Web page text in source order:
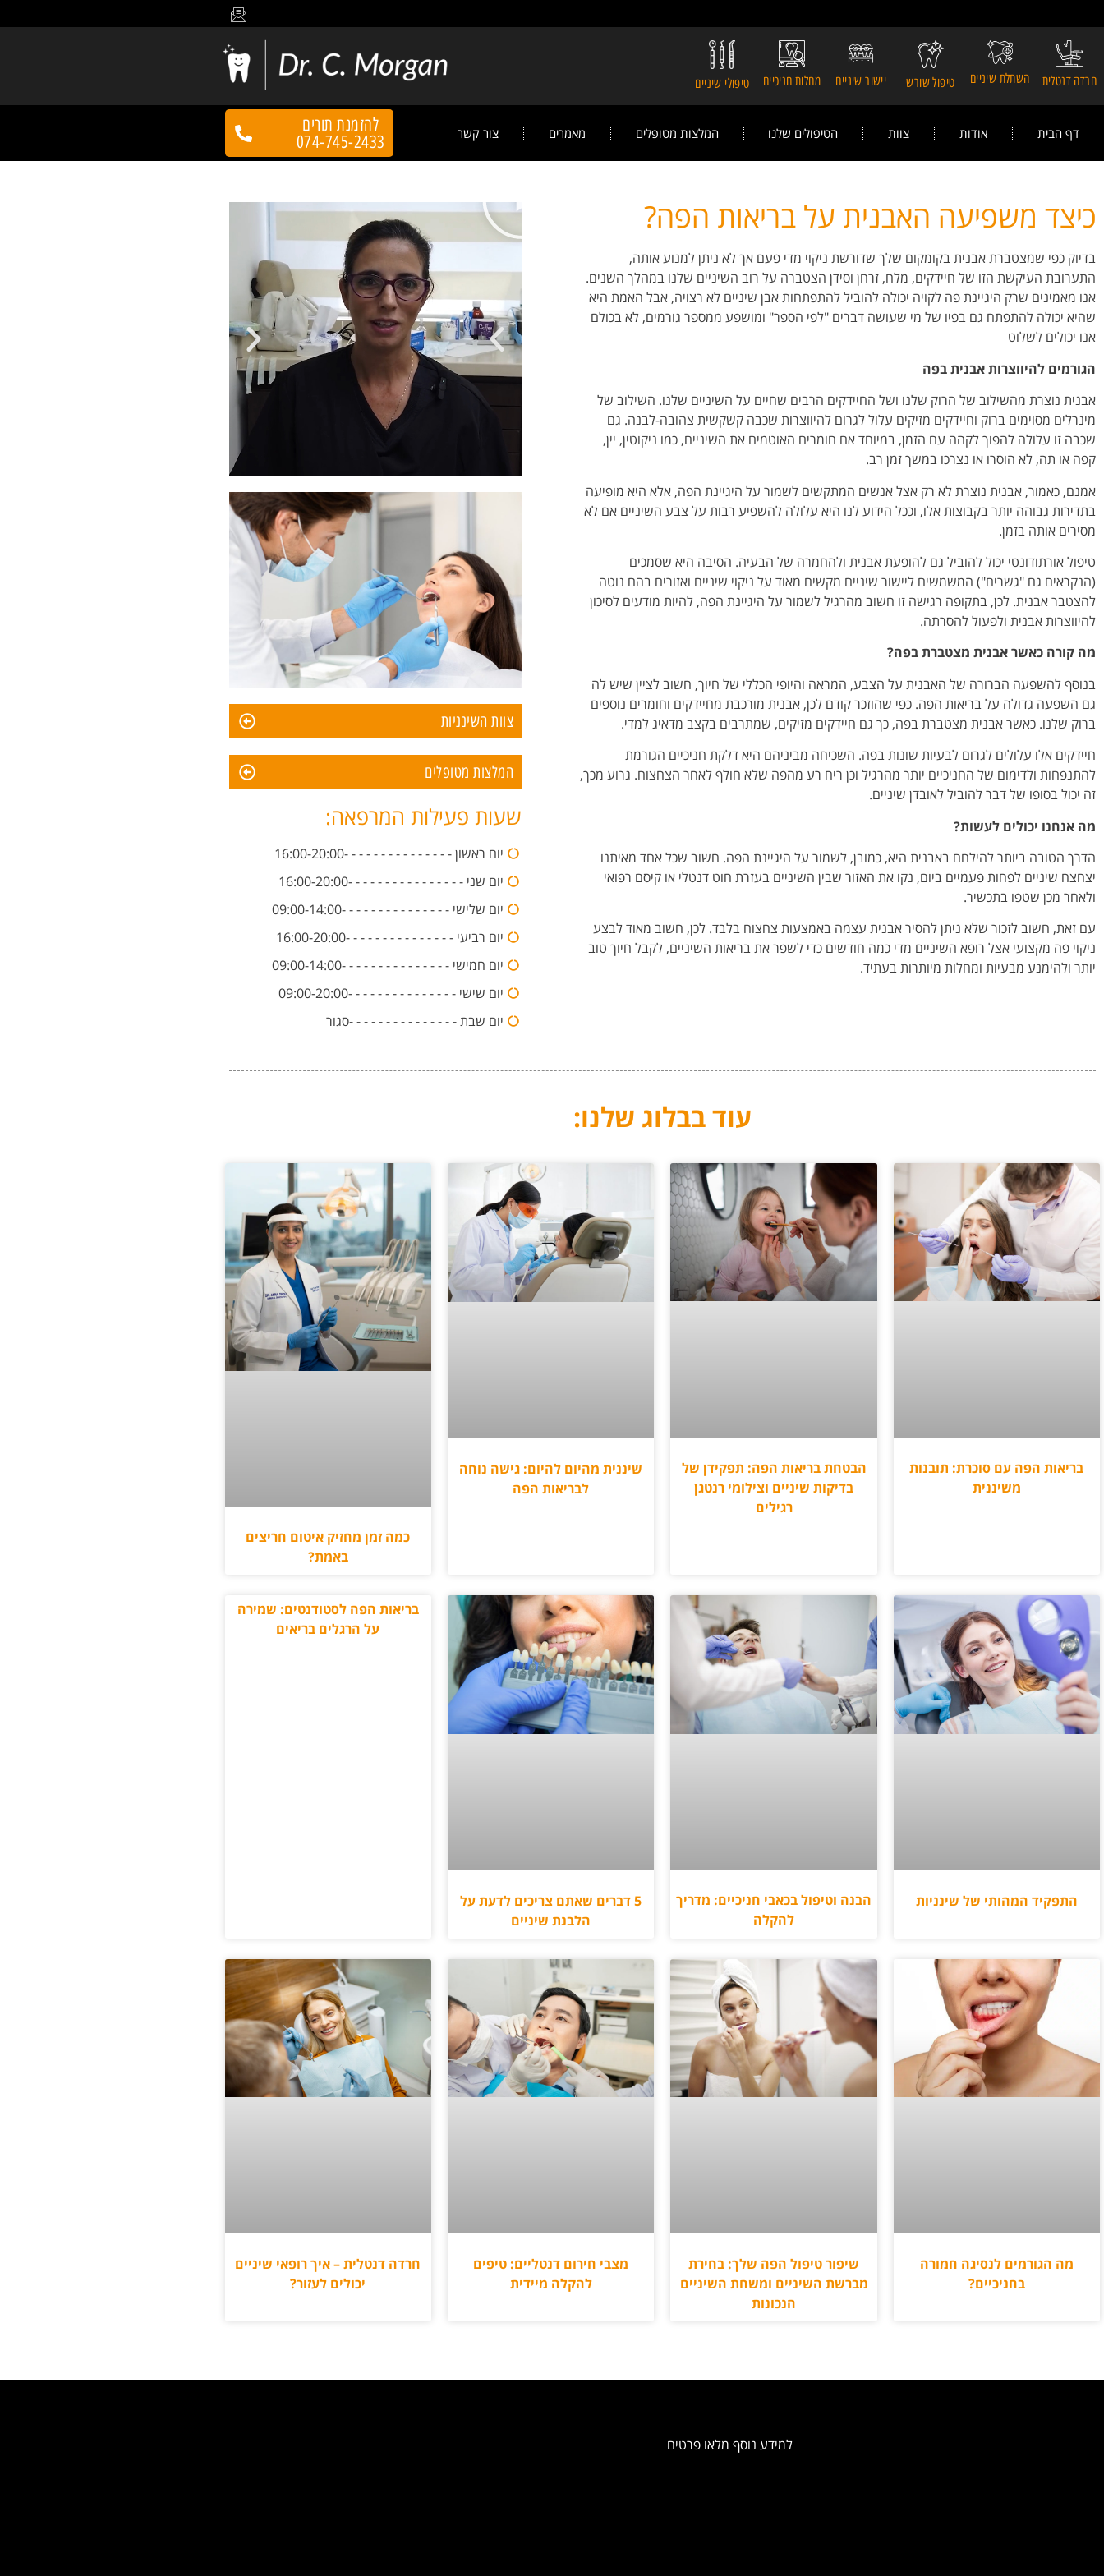
חרדה דנטלית השתלת שיניים טיפול שורש יישור שיניים מחלות חניכיים טיפולי שיניים
דף הבית אודות צוות הטיפולים שלנו המלצות מטופלים מאמרים צור קשר
להזמנת תורים
074-745-2433
כיצד משפיעה האבנית על בריאות הפה?
בדיוק כפי שמצטברת אבנית בקומקום שלך שדורשת ניקוי מדי פעם אך לא ניתן למנוע אותה,
התערובת העיקשת הזו של חיידקים, מלח, זרחן וסידן הצטברה על רוב השיניים שלנו במהלך השנים.
אנו מאמינים שרק היגיינת פה לקויה יכולה להוביל להתפתחות אבן שיניים לא רצויה, אבל האמת היא
שהיא יכולה להתפתח גם בפיו של מי שעושה דברים "לפי הספר" ומושפע ממספר גורמים, לא בכולם
אנו יכולים לשלוט
הגורמים להיווצרות אבנית בפה
אבנית נוצרת מהשילוב של הרוק שלנו ושל החיידקים הרבים שחיים על השיניים שלנו. השילוב של
מינרלים מסוימים ברוק וחיידקים מזיקים עלול לגרום להיווצרות שכבה קשקשית צהובה-לבנה. גם
שכבה זו עלולה להפוך לקהה עם הזמן, במיוחד אם חומרים האוטמים את השיניים, כמו ניקוטין, יין,
קפה או תה, לא הוסרו או נצרכו במשך זמן רב.
אמנם, כאמור, אבנית נוצרת לא רק אצל אנשים המתקשים לשמור על היגיינת הפה, אלא היא מופיעה
בתדירות גבוהה יותר בקבוצות אלו, וככל הידוע לנו היא עלולה להשפיע רבות על צבע השיניים אם לא
מסירים אותה בזמן.
טיפול אורתודונטי יכול להוביל גם להופעת אבנית ולהחמרה של הבעיה. הסיבה היא שסמכים
(הנקראים גם "גשרים") המשמשים ליישור שיניים מקשים מאוד על ניקוי שיניים ואזורים בהם נוטה
להצטבר אבנית. לכן, בתקופה רגישה זו חשוב מהרגיל לשמור על היגיינת הפה, להיות מודעים לסיכון
להיווצרות אבנית ולפעול להסרתה.
מה קורה כאשר אבנית מצטברת בפה?
בנוסף להשפעה הברורה של האבנית על הצבע, המראה והיופי הכללי של חיוך, חשוב לציין שיש לה
גם השפעה גדולה על בריאות הפה. כפי שהוזכר קודם לכן, אבנית מורכבת מחיידקים וחומרים נוספים
ברוק שלנו. כאשר אבנית מצטברת בפה, כך גם חיידקים מזיקים, שמתרבים בקצב מדאיג למדי.
חיידקים אלו עלולים לגרום לבעיות שונות בפה. השכיחה מביניהם היא דלקת חניכיים הגורמת
להתנפחות ולדימום של החניכיים יותר מהרגיל וכן ריח רע מהפה שלא חולף לאחר הצחצוח. גרוע מכך,
זה יכול בסופו של דבר להוביל לאובדן שיניים.
מה אנחנו יכולים לעשות?
הדרך הטובה ביותר להילחם באבנית היא, כמובן, לשמור על היגיינת הפה. חשוב שכל אחד מאיתנו
יצחצח שיניים לפחות פעמיים ביום, נקו את האזור שבין השיניים בעזרת חוט דנטלי או קיסם רפואי
ולאחר מכן שטפו בתכשיר.
עם זאת, חשוב לזכור שלא ניתן להסיר אבנית עצמה באמצעות צחצוח בלבד. לכן, חשוב מאוד לבצע
ניקוי פה מקצועי אצל רופא השיניים מדי כמה חודשים כדי לשפר את בריאות השיניים, לקבל חיוך טוב
יותר ולהימנע מבעיות ומחלות מיותרות בעתיד.
צוות השינניות
המלצות מטופלים
שעות פעילות המרפאה:
יום ראשון - - - - - - - - - - - - - - -16:00-20:00
יום שני - - - - - - - - - - - - - - - -16:00-20:00
יום שלישי - - - - - - - - - - - - - - -09:00-14:00
יום רביעי - - - - - - - - - - - - - - -16:00-20:00
יום חמישי - - - - - - - - - - - - - - -09:00-14:00
יום שישי - - - - - - - - - - - - - - -09:00-20:00
יום שבת - - - - - - - - - - - - - - -סגור
עוד בבלוג שלנו:
בריאות הפה עם סוכרת: תובנות
משיננית
הבטחת בריאות הפה: תפקידן של
בדיקות שיניים וצילומי רנטגן
רגילים
שיננית מהיום להיום: גישה נוחה
לבריאות הפה
כמה זמן מחזיק איטום חריצים
באמת?
התפקיד המהותי של שינניות
הבנה וטיפול בכאבי חניכיים: מדריך
להקלה
5 דברים שאתם צריכים לדעת על
הלבנת שיניים
בריאות הפה לסטודנטים: שמירה
על הרגלים בריאים
מה הגורמים לנסיגה חמורה
בחניכיים?
שיפור טיפול הפה שלך: בחירת
מברשת השיניים ומשחת השיניים
הנכונות
מצבי חירום דנטליים: טיפים
להקלה מיידית
חרדה דנטלית – איך רופאי שיניים
יכולים לעזור?
למידע נוסף מלאו פרטים